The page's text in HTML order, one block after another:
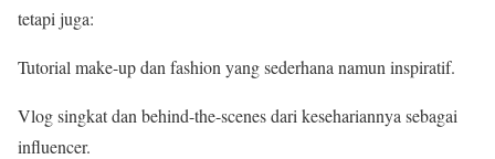
tetapi juga:
Tutorial make-up dan fashion yang sederhana namun inspiratif.
Vlog singkat dan behind-the-scenes dari kesehariannya sebagai
influencer.